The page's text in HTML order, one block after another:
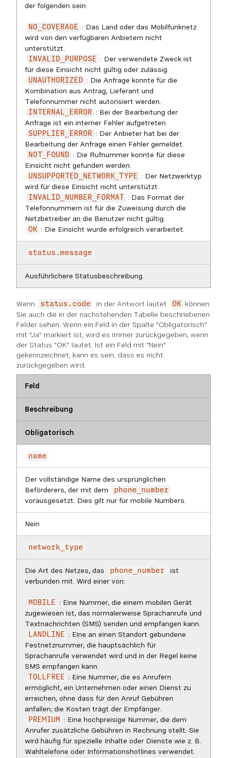
der folgenden sein:
NO_COVERAGE : Das Land oder das Mobilfunknetz
wird von den verfügbaren Anbietern nicht
unterstützt.
INVALID_PURPOSE : Der verwendete Zweck ist
für diese Einsicht nicht gültig oder zulässig.
UNAUTHORIZED : Die Anfrage konnte für die
Kombination aus Antrag, Lieferant und
Telefonnummer nicht autorisiert werden.
INTERNAL_ERROR : Bei der Bearbeitung der
Anfrage ist ein interner Fehler aufgetreten.
SUPPLIER_ERROR : Der Anbieter hat bei der
Bearbeitung der Anfrage einen Fehler gemeldet.
NOT_FOUND : Die Rufnummer konnte für diese
Einsicht nicht gefunden werden.
UNSUPPORTED_NETWORK_TYPE : Der Netzwerktyp
wird für diese Einsicht nicht unterstützt.
INVALID_NUMBER_FORMAT
: Das Format der
Telefonnummern ist für die Zuweisung durch die
Netzbetreiber an die Benutzer nicht gültig.
OK : Die Einsicht wurde erfolgreich verarbeitet.
status.message
Ausführlichere Statusbeschreibung.
Wenn status.code in der Antwort lautet OK
können
Sie auch die in der nachstehenden Tabelle beschriebenen
Felder sehen. Wenn ein Feld in der Spalte "Obligatorisch"
mit "Ja" markiert ist, wird es immer zurückgegeben, wenn
der Status "OK" lautet. Ist ein Feld mit "Nein"
gekennzeichnet, kann es sein, dass es nicht
zurückgegeben wird.
Feld
Beschreibung
Obligatorisch
name
Der vollständige Name des ursprünglichen
Beförderers, der mit dem
phone_number
vorausgesetzt. Dies gilt nur für mobile Numbers.
Nein
network_type
Die Art des Netzes, das phone_number
ist
verbunden mit. Wird einer von:
MOBILE : Eine Nummer, die einem mobilen Gerät
zugewiesen ist, das normalerweise Sprachanrufe und
Textnachrichten (SMS) senden und empfangen kann.
LANDLINE : Eine an einen Standort gebundene
Festnetznummer, die hauptsächlich für
Sprachanrufe verwendet wird und in der Regel keine
SMS empfangen kann.
TOLLFREE : Eine Nummer, die es Anrufern
ermöglicht, ein Unternehmen oder einen Dienst zu
erreichen, ohne dass für den Anruf Gebühren
anfallen; die Kosten trägt der Empfänger.
PREMIUM
: Eine hochpreisige Nummer, die dem
Anrufer zusätzliche Gebühren in Rechnung stellt. Sie
wird häufig für spezielle Inhalte oder Dienste wie z. B.
Wahltelefone oder Informationshotlines verwendet.